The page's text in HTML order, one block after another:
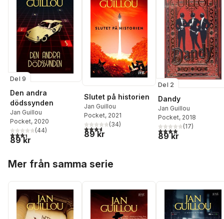
Del 9
Den andra
dödssynden
Jan Guillou
Pocket, 2020
3,4utav 5 stjärnor. Totalt antal röster:
(44)
89 kr
Slutet på historien
Jan Guillou
Pocket, 2021
3,6utav 5 stjärnor. Totalt antal röster:
(34)
89 kr
Del 2
Dandy
Jan Guillou
Pocket, 2018
3,9utav 5 stjärnor.
(17)
89 kr
Mer från samma serie